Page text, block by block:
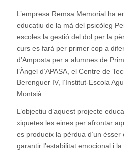
L’empresa Remsa Memorial ha
educatiu de la mà del psicòleg
escoles la gestió del dol per la
curs es farà per primer cop a
d’Amposta per a alumnes de
l’Àngel d’APASA, el Centre de
Berenguer IV, l’Institut-Escola
Montsià.
L’objectiu d’aquest projecte
xiquetes les eines per afrontar
es produeix la pèrdua d’un ésser
garantir l’estabilitat emocional i